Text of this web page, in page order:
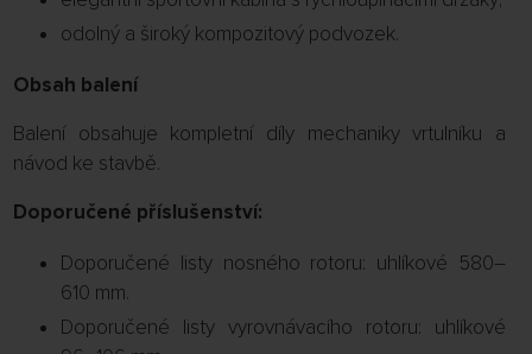
odolný a široký kompozitový podvozek.
Obsah balení
Balení obsahuje kompletní díly mechaniky vrtulníku a
návod ke stavbě.
Doporučené příslušenství:
Doporučené listy nosného rotoru: uhlíkové 580–
610 mm.
Doporučené listy vyrovnávacího rotoru: uhlíkové